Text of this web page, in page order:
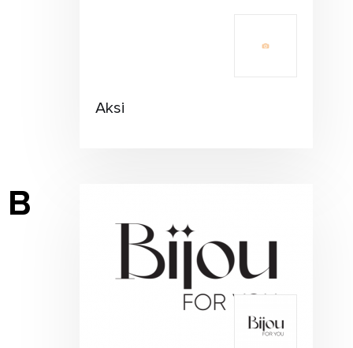
Aksi
B